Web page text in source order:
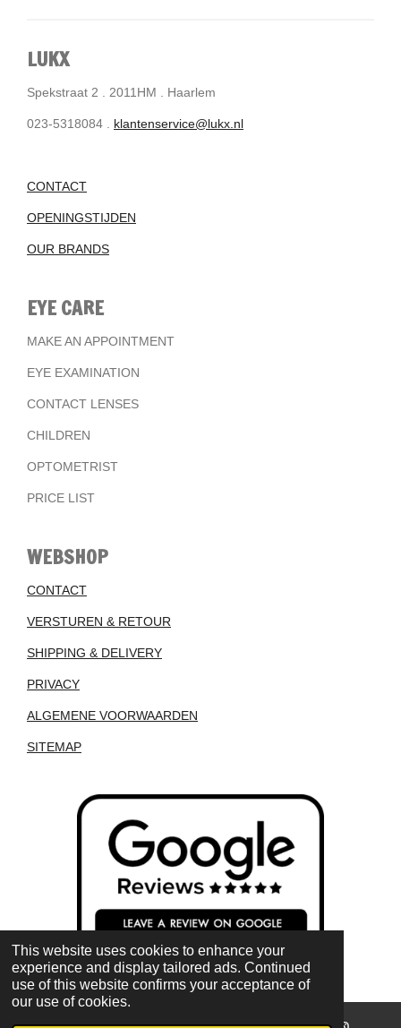
This website uses cookies to enhance your
experience and display tailored ads. Continued
use of this website confirms your acceptance of
our use of cookies.
LUKX
Spekstraat 2 . 2011HM . Haarlem
023-5318084 . klantenservice@lukx.nl
CONTACT
OPENINGSTIJDEN
OUR BRANDS
EYE CARE
MAKE AN APPOINTMENT
EYE EXAMINATION
CONTACT LENSES
CHILDREN
OPTOMETRIST
PRICE LIST
WEBSHOP
CONTACT
VERSTUREN & RETOUR
SHIPPING & DELIVERY
PRIVACY
ALGEMENE VOORWAARDEN
SITEMAP